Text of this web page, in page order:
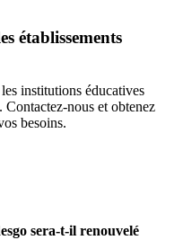
établissements
institutions éducatives
Contactez-nous et obtenez
besoins.
sera-t-il renouvelé